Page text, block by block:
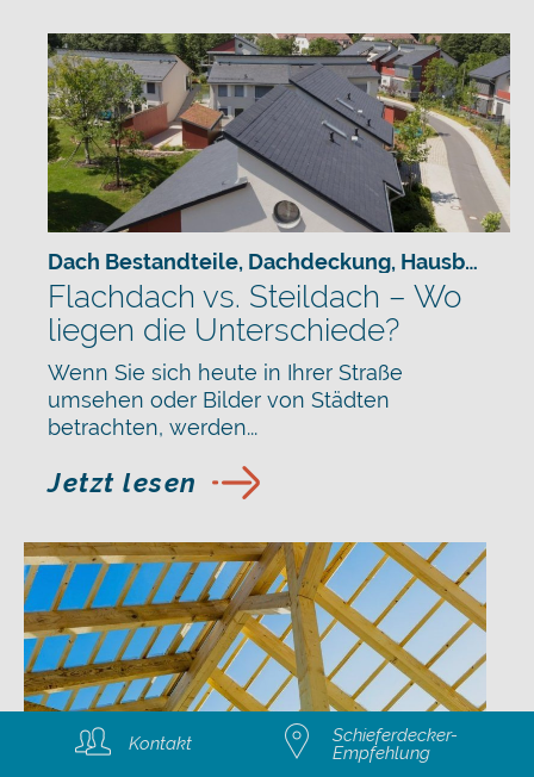
Kontakt
Schieferdecker-
Empfehlung
Dach Bestandteile, Dachdeckung, Hausbau
Flachdach vs. Steildach – Wo
liegen die Unterschiede?
Wenn Sie sich heute in Ihrer Straße
umsehen oder Bilder von Städten
betrachten, werden...
Jetzt lesen
Dachsanierung Förderung